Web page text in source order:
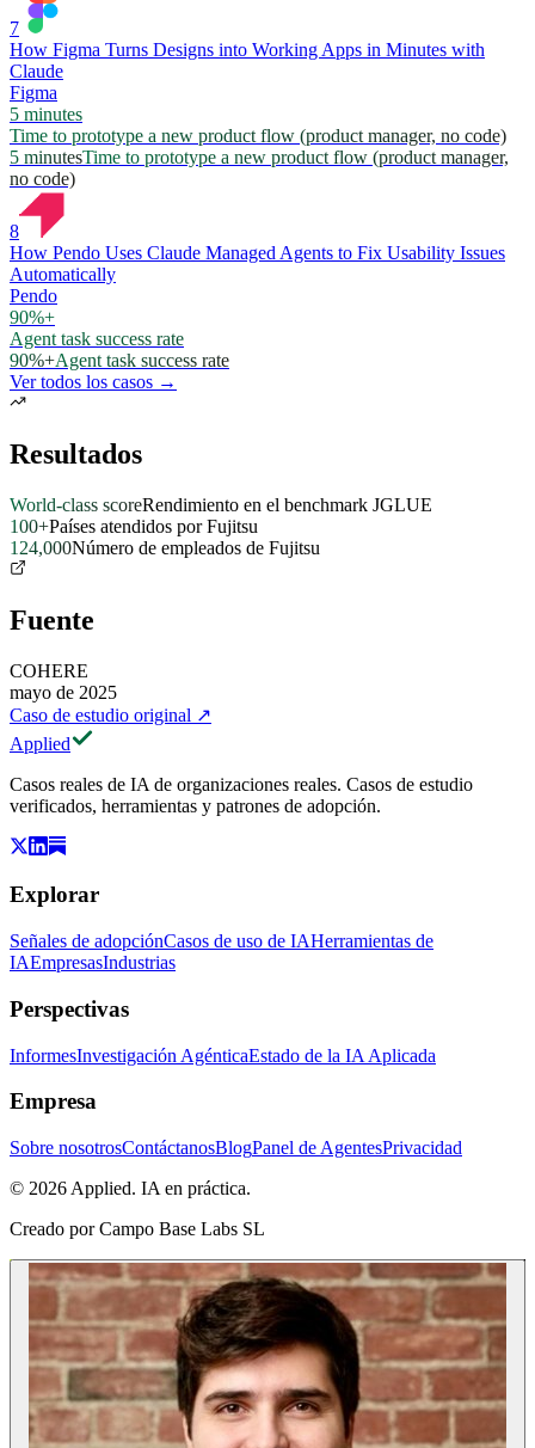
7
How Figma Turns Designs into Working Apps in Minutes with
Claude
Figma
5 minutes
Time to prototype a new product flow (product manager, no code)
5 minutesTime to prototype a new product flow (product manager,
no code)
8
How Pendo Uses Claude Managed Agents to Fix Usability Issues
Automatically
Pendo
90%+
Agent task success rate
90%+Agent task success rate
Ver todos los casos →
Resultados
World-class scoreRendimiento en el benchmark JGLUE
100+Países atendidos por Fujitsu
124,000Número de empleados de Fujitsu
Fuente
COHERE
mayo de 2025
Caso de estudio original ↗
Applied
Casos reales de IA de organizaciones reales. Casos de estudio
verificados, herramientas y patrones de adopción.
Explorar
Señales de adopciónCasos de uso de IAHerramientas de
IAEmpresasIndustrias
Perspectivas
InformesInvestigación AgénticaEstado de la IA Aplicada
Empresa
Sobre nosotrosContáctanosBlogPanel de AgentesPrivacidad
© 2026 Applied. IA en práctica.
Creado por Campo Base Labs SL